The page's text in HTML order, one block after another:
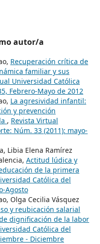
autor/a
Recuperación crítica de
familiar y sus
Universidad Católica
Febrero-Mayo de 2012
La agresividad infantil:
y prevención
, Revista Virtual
Núm. 33 (2011): mayo-
Libia Elena Ramírez
Actitud lúdica y
de la primera
Católica del
Agosto
Olga Cecilia Vásquez
y reubicación salarial
dignificación de la labor
Católica del
- Diciembre